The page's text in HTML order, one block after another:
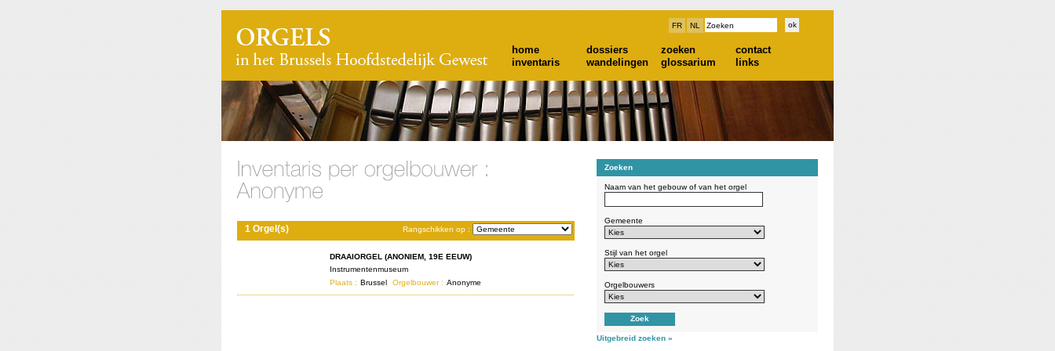
FR NL
home dossiers zoeken
contact
inventaris
wandelingen glossarium links
Rangschikken op :
1 Orgel(s)
DRAAIORGEL (ANONIEM, 19E EEUW)
Instrumentenmuseum
Plaats : Brussel Orgelbouwer : Anonyme
Zoeken
Naam van het gebouw of van het orgel
Gemeente
Stijl van het orgel
Orgelbouwers
Uitgebreid zoeken »